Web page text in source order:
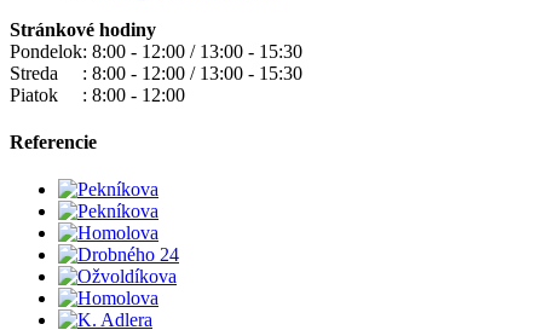
Stránkové hodiny
Pondelok: 8:00 - 12:00 / 13:00 - 15:30
Streda : 8:00 - 12:00 / 13:00 - 15:30
Piatok : 8:00 - 12:00
Referencie